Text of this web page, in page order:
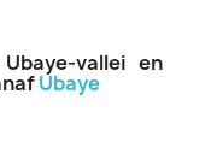
vallei en
Ubaye